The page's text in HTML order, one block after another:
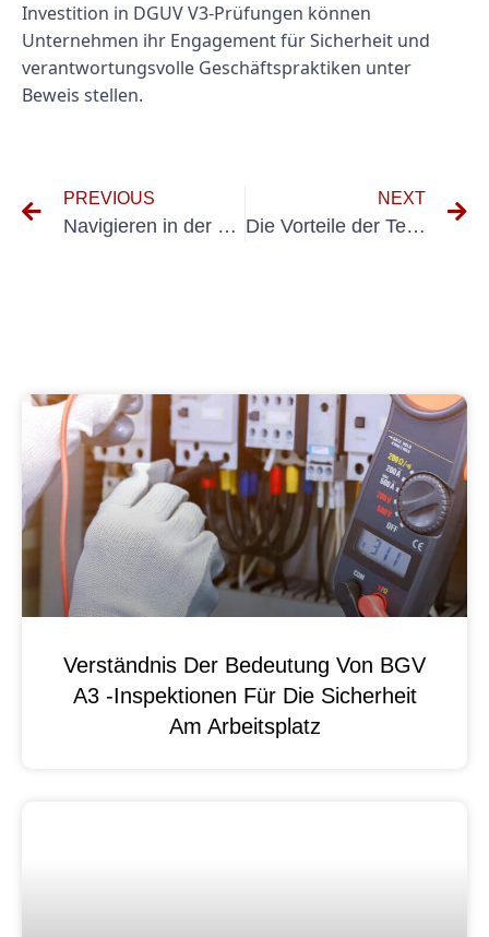
Investition in DGUV V3-Prüfungen können
Unternehmen ihr Engagement für Sicherheit und
verantwortungsvolle Geschäftspraktiken unter
Beweis stellen.
PREVIOUS
Navigieren in der Welt der E-Check-Start-ups: Ein Leitfaden für eine erfolgreiche Betreuung
NEXT
Die Vorteile der Teilnahme am Prüfung elektrischer Anlagen Accelerator-Programm
Verständnis Der Bedeutung Von BGV
A3 -Inspektionen Für Die Sicherheit
Am Arbeitsplatz